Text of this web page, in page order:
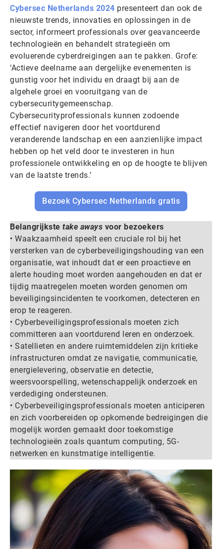
Cybersec Netherlands 2024 presenteert dan ook de
nieuwste trends, innovaties en oplossingen in de
sector, informeert professionals over geavanceerde
technologieën en behandelt strategieën om
evoluerende cyberdreigingen aan te pakken. Grofe:
‘Actieve deelname aan dergelijke evenementen is
gunstig voor het individu en draagt bij aan de
algehele groei en vooruitgang van de
cybersecuritygemeenschap.
Cybersecurityprofessionals kunnen zodoende
effectief navigeren door het voortdurend
veranderende landschap en een aanzienlijke impact
hebben op het veld door te investeren in hun
professionele ontwikkeling en op de hoogte te blijven
van de laatste trends.’
Bezoek Cybersec Netherlands gratis
Belangrijkste take aways voor bezoekers
• Waakzaamheid speelt een cruciale rol bij het
versterken van de cyberbeveiligingshouding van een
organisatie, wat inhoudt dat er een proactieve en
alerte houding moet worden aangehouden en dat er
tijdig maatregelen moeten worden genomen om
beveiligingsincidenten te voorkomen, detecteren en
erop te reageren.
• Cyberbeveiligingsprofessionals moeten zich
committeren aan voortdurend leren en onderzoek.
• Satellieten en andere ruimtemiddelen zijn kritieke
infrastructuren omdat ze navigatie, communicatie,
energielevering, observatie en detectie,
weersvoorspelling, wetenschappelijk onderzoek en
verdediging ondersteunen.
• Cyberbeveiligingsprofessionals moeten anticiperen
en zich voorbereiden op opkomende bedreigingen die
mogelijk worden gemaakt door toekomstige
technologieën zoals quantum computing, 5G-
netwerken en kunstmatige intelligentie.